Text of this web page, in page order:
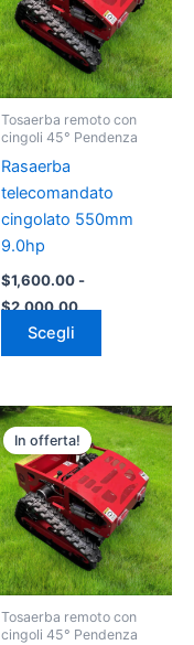
Tosaerba remoto con
cingoli 45° Pendenza
Rasaerba
telecomandato
cingolato 550mm
9.0hp
$1,600.00 -
$2,000.00
a
$2,000.00
Scegli
varianti.
Le
opzioni
essere
nella
pagina
In offerta!
Tosaerba remoto con
cingoli 45° Pendenza
Fascia
di
prezzo:
da
$2,700.00
a
$3,200.00
Questo
prodotto
ha
più
varianti.
Le
opzioni
essere